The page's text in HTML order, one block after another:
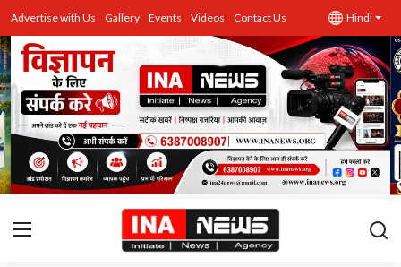
Advertise with Us Gallery Events Videos Contact Us Hindi
उत्तर प्रदेश
Advertise with Us
Events
राज्य